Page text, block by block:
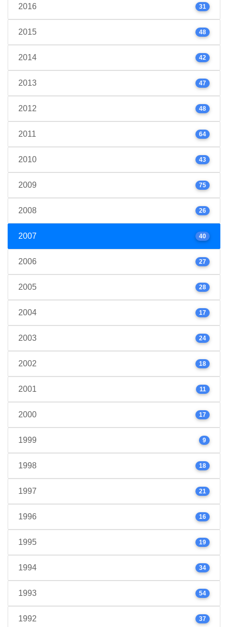
2016 31
2015 48
2014 42
2013 47
2012 48
2011 64
2010 43
2009 75
2008 26
2007 40
2006 27
2005 28
2004 17
2003 24
2002 18
2001 11
2000 17
1999 9
1998 18
1997 21
1996 16
1995 19
1994 34
1993 54
1992 37